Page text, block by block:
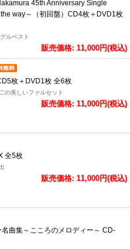
45th Anniversary Single
way～（初回盤）CD4枚＋DVD1枚
ルベスト
販売価格: 11,000円(税込)
枚＋DVD1枚 全6枚
の美しいファルセット
販売価格: 11,000円(税込)
全5枚
販売価格: 11,000円(税込)
曲集～こころのメロディー～ CD-